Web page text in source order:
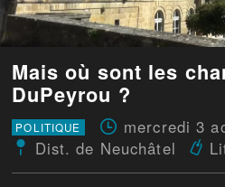
Mais où sont les
DuPeyrou ?
POLITIQUE mercredi 3
Dist. de Neuchâtel